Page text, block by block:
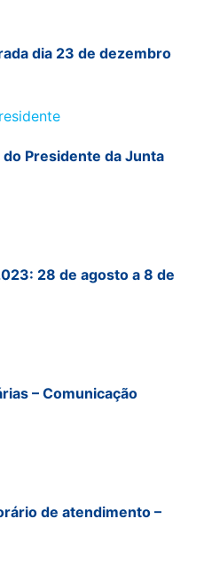
dia 23 de dezembro
Presidente da Junta
28 de agosto a 8 de
– Comunicação
de atendimento –